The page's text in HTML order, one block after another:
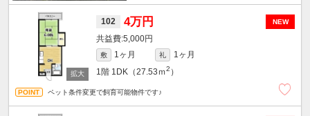
NEW
102 4万円
5,000円
敷 1ヶ月 礼
1ヶ月
1階 1DK（27.53ｍ2 ）
ペット条件変更で飼育可能物件です♪